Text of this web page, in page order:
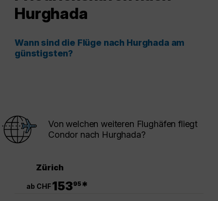
Hurghada
Wann sind die Flüge nach Hurghada am
günstigsten?
Von welchen weiteren Flughäfen fliegt
Condor nach Hurghada?
Zürich
ab CHF15395*